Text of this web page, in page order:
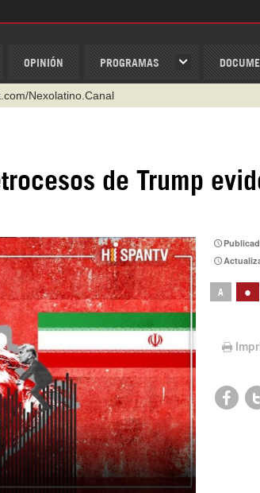
OPINIÓN PROGRAMAS
@nexo_latino
921 79 29 404
Nexolatino.Canal
de Trump
A •